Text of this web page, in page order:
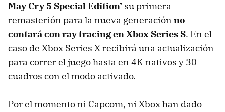
May Cry 5 Special Edition’ su primera
remasterión para la nueva generación no
contará con ray tracing en Xbox Series S. En el
caso de Xbox Series X recibirá una actualización
para correr el juego hasta en 4K nativos y 30
cuadros con el modo activado.
Por el momento ni Capcom, ni Xbox han dado